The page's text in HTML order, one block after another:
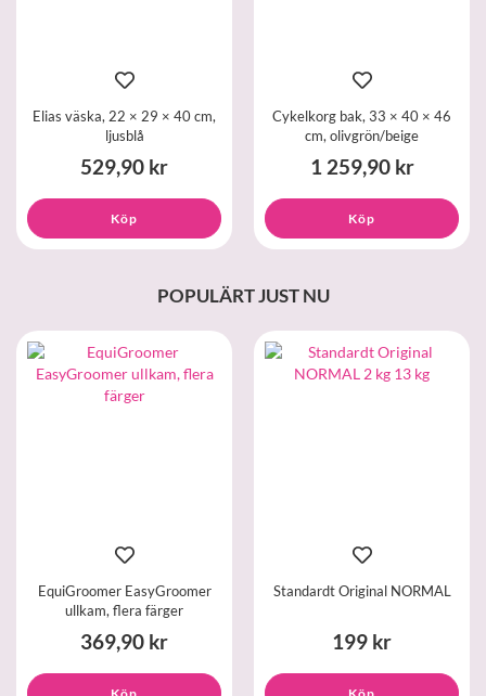
Elias väska, 22 × 29 × 40 cm,
ljusblå
529,90 kr
Köp
Cykelkorg bak, 33 × 40 × 46
cm, olivgrön/beige
1 259,90 kr
Köp
POPULÄRT JUST NU
EquiGroomer EasyGroomer
ullkam, flera färger
369,90 kr
Köp
Standardt Original NORMAL
199 kr
Köp